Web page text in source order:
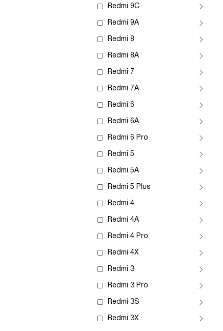
Redmi 9C
Redmi 9A
Redmi 8
Redmi 8A
Redmi 7
Redmi 7A
Redmi 6
Redmi 6A
Redmi 6 Pro
Redmi 5
Redmi 5A
Redmi 5 Plus
Redmi 4
Redmi 4A
Redmi 4 Pro
Redmi 4X
Redmi 3
Redmi 3 Pro
Redmi 3S
Redmi 3X